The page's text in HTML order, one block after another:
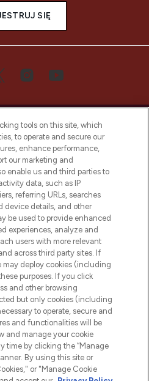
SIĘ
która dowie się o
od niszowych i
trendach i
artykuły redakcyjne
Supplement.
pliki cookie
Share My Personal
tools on this site, which
to operate and secure our
enhance performance,
our marketing and
enable us and third parties to
data, such as IP
referring URLs, searches
device details, and other
be used to provide enhanced
experiences, analyze and
users with more relevant
across third party sites. If
may deploy cookies (including
purposes. If you click
and other browsing
but only cookies (including
to operate, secure and
and functionalities will be
and manage your cookie
time by clicking the “Manage
By using this site or
or "Manage Cookie